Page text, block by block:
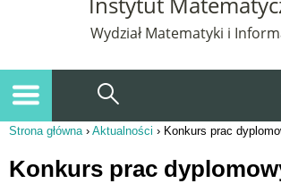
Wydział Matematyki i
Strona główna› Aktualności › Konkurs prac
Konkurs prac